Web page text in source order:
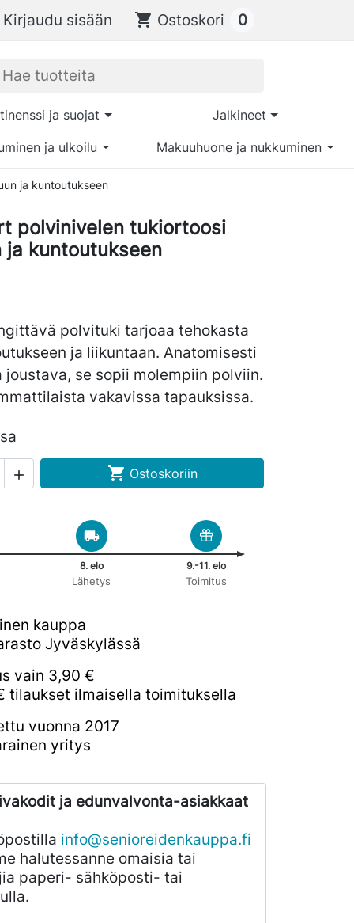
Kirjaudu sisään shopping_cart Ostoskori 0
ja suojat Jalkineet
ja ulkoilu Makuuhuone ja nukkuminen
ja kuntoutukseen
polvinivelen tukiortoosi
ja kuntoutukseen
polvituki tarjoaa tehokasta
ja liikuntaan. Anatomisesti
joustava, se sopii molempiin polviin.
vakavissa tapauksissa.
  Ostoskoriin
8. elo
Lähetys
9.-11. elo
Toimitus
kauppa
Jyväskylässä
vain 3,90 €
tilaukset ilmaisella toimituksella
vuonna 2017
yritys
ja edunvalvonta-asiakkaat
info@senioreidenkauppa.fi
halutessanne omaisia tai
paperi- sähköposti- tai